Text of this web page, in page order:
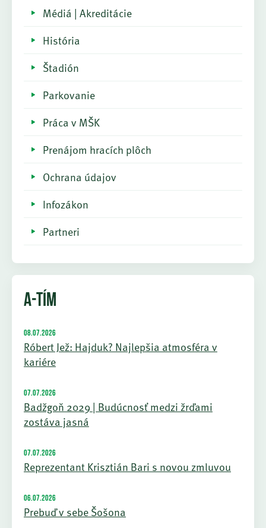
Médiá | Akreditácie
História
Štadión
Parkovanie
Práca v MŠK
Prenájom hracích plôch
Ochrana údajov
Infozákon
Partneri
A-TÍM
08.07.2026
Róbert Jež: Hajduk? Najlepšia atmosféra v
kariére
07.07.2026
Badžgoň 2029 | Budúcnosť medzi žrďami
zostáva jasná
07.07.2026
Reprezentant Krisztián Bari s novou zmluvou
06.07.2026
Prebuď v sebe Šošona